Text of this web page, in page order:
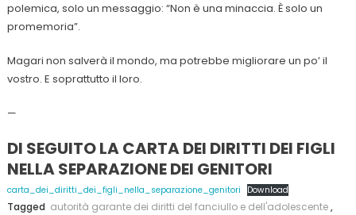
polemica, solo un messaggio: “Non è una minaccia. È solo un
promemoria”.
Magari non salverà il mondo, ma potrebbe migliorare un po’ il
vostro. E soprattutto il loro.
—
DI SEGUITO LA CARTA DEI DIRITTI DEI FIGLI
NELLA SEPARAZIONE DEI GENITORI
carta_dei_diritti_dei_figli_nella_separazione_genitori Download
Tagged autorità garante dei diritti del fanciullo e dell'adolescente,